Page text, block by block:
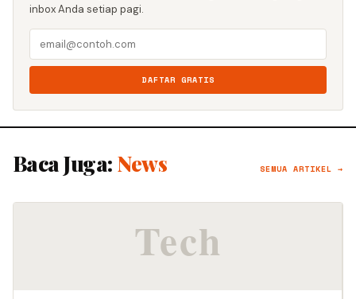
inbox Anda setiap pagi.
DAFTAR GRATIS
Baca Juga: News SEMUA ARTIKEL →